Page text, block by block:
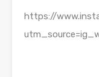
https://